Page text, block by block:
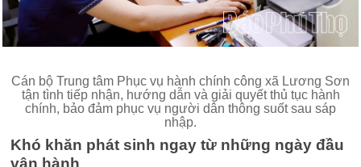
Cán bộ Trung tâm Phục vụ hành chính công xã Lương Sơn
tận tình tiếp nhận, hướng dẫn và giải quyết thủ tục hành
chính, bảo đảm phục vụ người dân thông suốt sau sáp
nhập.
Khó khăn phát sinh ngay từ những ngày đầu